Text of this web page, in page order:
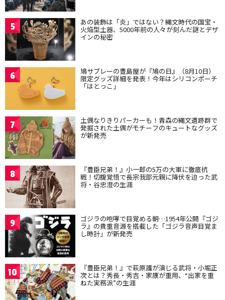
5 あの装飾は「炎」ではない？縄文時代の国宝・
火焔型土器、5000年前の人々が刻んだ謎とデザ
インの秘密
6 鳩サブレーの豊島屋が『鳩の日』（8月10日）
限定グッズ詳細を発表！今年はシリコンポーチ
「はとっこ」
7 土偶なりきりパーカーも！青森の縄文遺跡群で
発掘された土偶がモチーフのキュートなグッズ
が新発売
8 『豊臣兄弟！』小一郎の5万の大軍に徹底抗
戦！切腹覚悟で長宗我部元親に降伏を迫った武
将・谷忠澄の生涯
9 ゴジラの咆哮で目覚める朝…1954年公開『ゴジ
ラ』の貴重音源を搭載した「ゴジラ音声目覚ま
し時計」が新発売
10 『豊臣兄弟！』で萩原護が演じる武将・小堀正
次とは？秀長・秀吉・家康が重用、“出家を重
ねた実務派”の生涯